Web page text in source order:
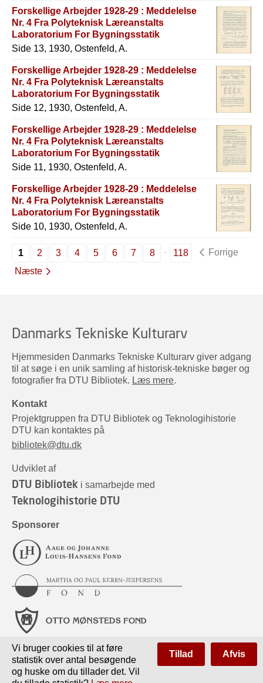
Forskellige Arbejder 1928-29 : Meddelelse
Nr. 4 Fra Polyteknisk Læreanstalts
Laboratorium For Bygningsstatik
Side 13, 1930, Ostenfeld, A.
Forskellige Arbejder 1928-29 : Meddelelse
Nr. 4 Fra Polyteknisk Læreanstalts
Laboratorium For Bygningsstatik
Side 12, 1930, Ostenfeld, A.
Forskellige Arbejder 1928-29 : Meddelelse
Nr. 4 Fra Polyteknisk Læreanstalts
Laboratorium For Bygningsstatik
Side 11, 1930, Ostenfeld, A.
Forskellige Arbejder 1928-29 : Meddelelse
Nr. 4 Fra Polyteknisk Læreanstalts
Laboratorium For Bygningsstatik
Side 10, 1930, Ostenfeld, A.
1 2 3 4 5 6 7 8 118
Forrige
Næste
Danmarks Tekniske Kulturarv
Hjemmesiden Danmarks Tekniske Kulturarv giver adgang
til at søge i en unik samling af historisk-tekniske bøger og
fotografier fra DTU Bibliotek. Læs mere.
Kontakt
Projektgruppen fra DTU Bibliotek og Teknologihistorie
DTU kan kontaktes på
bibliotek@dtu.dk
Udviklet af
DTU Bibliotek i samarbejde med
Teknologihistorie DTU
Sponsorer
Vi bruger cookies til at føre
statistik over antal besøgende
og huske om du tillader det. Vil
Tillad Afvis